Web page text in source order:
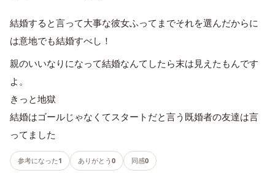
結婚すると言って大事な彼女ふってまでそれを選んだからに
は意地でも結婚すべし！
親のいいなりになって結婚なんてしたら末は見えたもんです
よ。
きっと地獄
結婚はゴールじゃなくてスタートだと言う既婚者の友達は言
ってました
参考になった1 ありがとう 0 同感0